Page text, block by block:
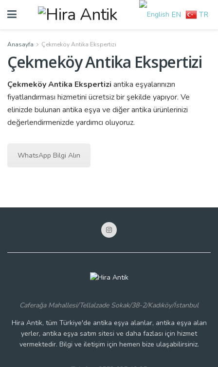
EN TR
Anasayfa Çekmeköy Antika Ekspertizi
Çekmeköy Antika Ekspertizi
Çekmeköy Antika Ekspertizi antika eşyalarınızın
fiyatlandırması hizmetini ücretsiz bir şekilde yapıyor. Ve
elinizde bulunan antika eşya ve diğer antika ürünlerinizi
değerlendirmenizde yardımcı oluyoruz.
WhatsApp Bilgi Alın
Caferağa Mahallesi/Tellalzade Sokak/38-2/Kadıköy/İstanbul
Hira Antik, tüm Türkiye'de antika eşya alanlar, antika eşya alan
yerler, antika eşya satım sitesi ve daha fazlası için hizmet
vermektedir. Bilgi ve iletişim için hemen bize ulaşabilirsiniz.